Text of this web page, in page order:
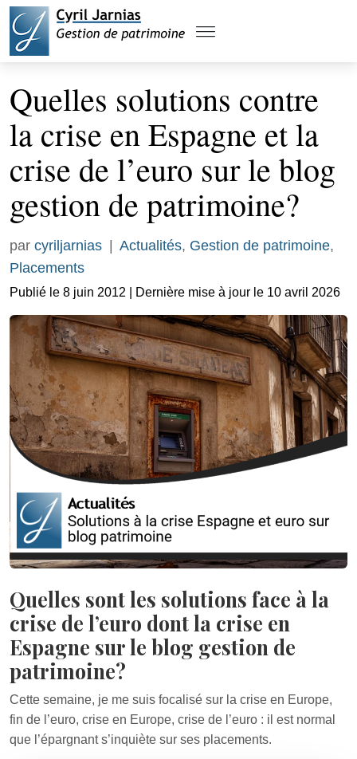
Quelles solutions contre
la crise en Espagne et la
crise de l’euro sur le blog
gestion de patrimoine?
par cyriljarnias Actualités, Gestion de patrimoine,
Placements
Publié le 8 juin 2012 | Dernière mise à jour le 10 avril 2026
Quelles sont les solutions face à la
crise de l’euro dont la crise en
Espagne sur le blog gestion de
patrimoine?
Cette semaine, je me suis focalisé sur la crise en Europe,
fin de l’euro, crise en Europe, crise de l’euro : il est normal
que l’épargnant s’inquiète sur ses placements.